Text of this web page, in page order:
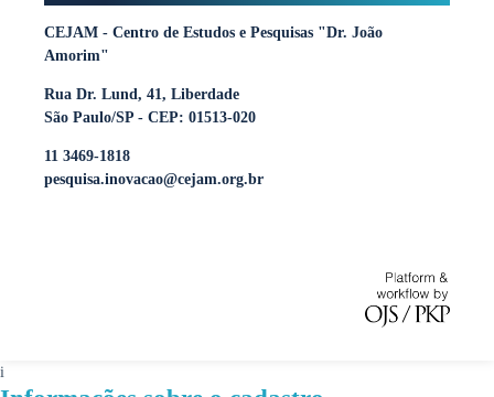
CEJAM - Centro de Estudos e Pesquisas "Dr. João
Amorim"
Rua Dr. Lund, 41, Liberdade
São Paulo/SP - CEP: 01513-020
11 3469-1818
pesquisa.inovacao@cejam.org.br
i